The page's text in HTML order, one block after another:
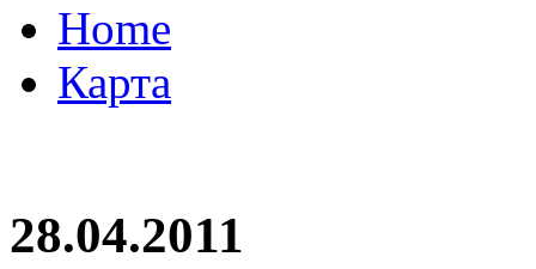
Home
Карта
28.04.2011